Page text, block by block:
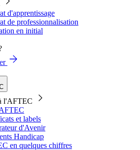
d'apprentissage
de professionnalisation
en initial
l'AFTEC
et labels
d'Avenir
Handicap
en quelques chiffres